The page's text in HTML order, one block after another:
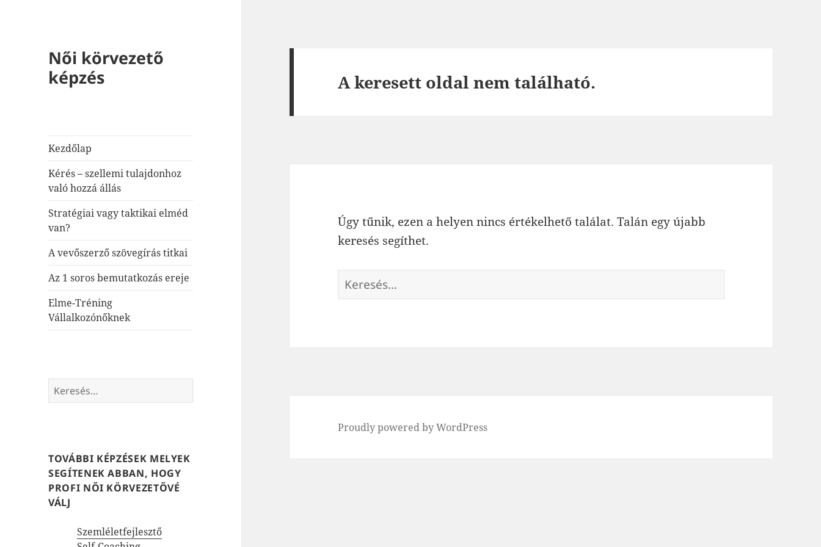
Női körvezető
képzés
Kezdőlap
Kérés – szellemi tulajdonhoz
való hozzá állás
Stratégiai vagy taktikai elméd
van?
A vevőszerző szövegírás titkai
Az 1 soros bemutatkozás ereje
Elme-Tréning
Vállalkozónőknek
Keresés:
TOVÁBBI KÉPZÉSEK MELYEK
SEGÍTENEK ABBAN, HOGY
PROFI NŐI KÖRVEZETŐVÉ
VÁLJ
Szemléletfejlesztő
A keresett oldal nem található.
Úgy tűnik, ezen a helyen nincs értékelhető találat. Talán egy újabb
keresés segíthet.
Keresés:
Proudly powered by WordPress